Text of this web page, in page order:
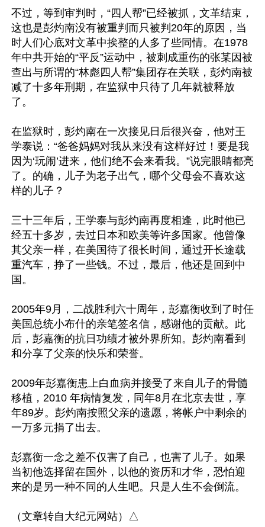
不过，等到审判时，“四人帮”已经被抓，文革结束，
这也是彭灼南没有被重判而只被判20年的原因，当
时人们心底对文革中挨整的人多了些同情。在1978
年中共开始的“平反”运动中，被刺成重伤的张某因被
查出与所谓的“林彪四人帮”集团存在关联，彭灼南被
减了十多年刑期，在监狱中只待了几年就被释放
了。
在监狱时，彭灼南在一次接见日后很兴奋，他对王
学泰说：“爸爸妈妈对我从来没有这样好过！要是我
因为‘玩闹’进来，他们绝不会来看我。”说完眼睛都亮
了。的确，儿子为老子出气，哪个父母会不喜欢这
样的儿子？
三十三年后，王学泰与彭灼南再度相逢，此时他已
经五十多岁，去过日本和欧美等许多国家。他曾像
其父亲一样，在美国待了很长时间，通过开长途载
重汽车，挣了一些钱。不过，最后，他还是回到中
国。
2005年9月，二战胜利六十周年，彭嘉衡收到了时任
美国总统小布什的亲笔签名信，感谢他的贡献。此
后，彭嘉衡的抗日功绩才被外界所知。彭灼南看到
和分享了父亲的快乐和荣誉。
2009年彭嘉衡患上白血病并接受了来自儿子的骨髓
移植，2010 年病情复发，同年8月在北京去世，享
年89岁。‌‌彭灼南按照父亲的遗愿，将帐户中剩余的
一万多元捐了出去。
彭嘉衡一念之差不仅害了自己，也害了儿子。如果
当初他选择留在国外，以他的资历和才华，恐怕迎
来的是另一种不同的人生吧。只是人生不会倒流。